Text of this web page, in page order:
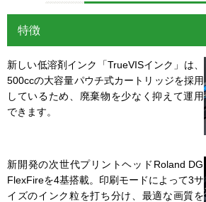
特徴
新しい低溶剤インク「TrueVISインク」は、
500ccの大容量パウチ式カートリッジを採用
しているため、廃棄物を少なく抑えて運用
できます。
新開発の次世代プリントヘッドRoland DG
FlexFireを4基搭載。印刷モードによって3サ
イズのインク粒を打ち分け、最適な画質を